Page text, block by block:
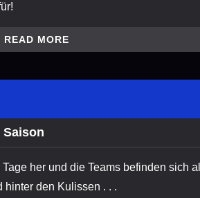
READ MORE
Saison
her und die Teams befinden sich
den Kulissen . . .